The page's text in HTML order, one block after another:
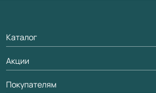
Каталог
Межкомнатные двери
Подбор двери
Акции
Акции компании
Покупателям